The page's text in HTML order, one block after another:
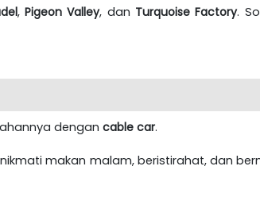
, Pigeon Valley, dan Turquoise Factory.
dengan cable car.
makan malam, beristirahat, dan